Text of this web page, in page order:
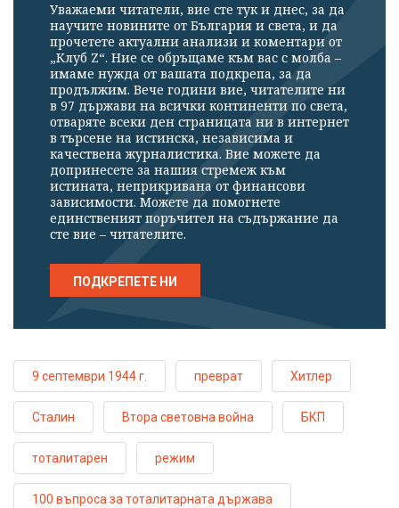
Уважаеми читатели, вие сте тук и днес, за да
научите новините от България и света, и да
прочетете актуални анализи и коментари от
„Клуб Z“. Ние се обръщаме към вас с молба –
имаме нужда от вашата подкрепа, за да
продължим. Вече години вие, читателите ни
в 97 държави на всички континенти по света,
отваряте всеки ден страницата ни в интернет
в търсене на истинска, независима и
качествена журналистика. Вие можете да
допринесете за нашия стремеж към
истината, неприкривана от финансови
зависимости. Можете да помогнете
единственият поръчител на съдържание да
сте вие – читателите.
ПОДКРЕПЕТЕ НИ
9 септември 1944 г. преврат Хитлер
Сталин Втора световна война БКП
тоталитарен режим
100 въпроса за тоталитарната държава